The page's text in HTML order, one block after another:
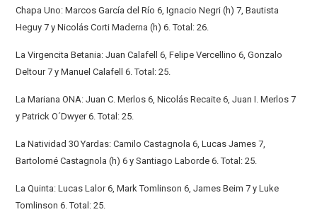
Chapa Uno: Marcos García del Río 6, Ignacio Negri (h) 7, Bautista
Heguy 7 y Nicolás Corti Maderna (h) 6. Total: 26.
La Virgencita Betania: Juan Calafell 6, Felipe Vercellino 6, Gonzalo
Deltour 7 y Manuel Calafell 6. Total: 25.
La Mariana ONA: Juan C. Merlos 6, Nicolás Recaite 6, Juan I. Merlos 7
y Patrick O´Dwyer 6. Total: 25.
La Natividad 30 Yardas: Camilo Castagnola 6, Lucas James 7,
Bartolomé Castagnola (h) 6 y Santiago Laborde 6. Total: 25.
La Quinta: Lucas Lalor 6, Mark Tomlinson 6, James Beim 7 y Luke
Tomlinson 6. Total: 25.